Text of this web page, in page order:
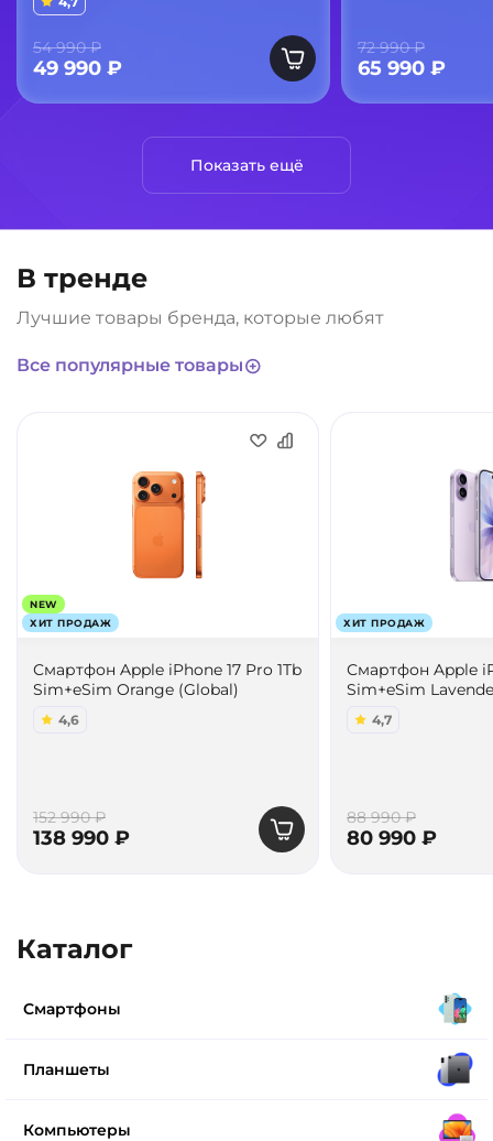
54 990 ₽
49 990 ₽
72 990 ₽
65 990 ₽
Показать ещё
В тренде
Лучшие товары бренда, которые любят
Все популярные товары
ХИТ ПРОДАЖ
NEW
Смартфон Apple iPhone 17 Pro 1Tb
Sim+eSim Orange (Global)
4,6
152 990 ₽
138 990 ₽
ХИТ ПРОДАЖ
Смартфон Apple
Sim+eSim
4,7
88 990 ₽
80 990 ₽
Каталог
Смартфоны
Планшеты
Компьютеры